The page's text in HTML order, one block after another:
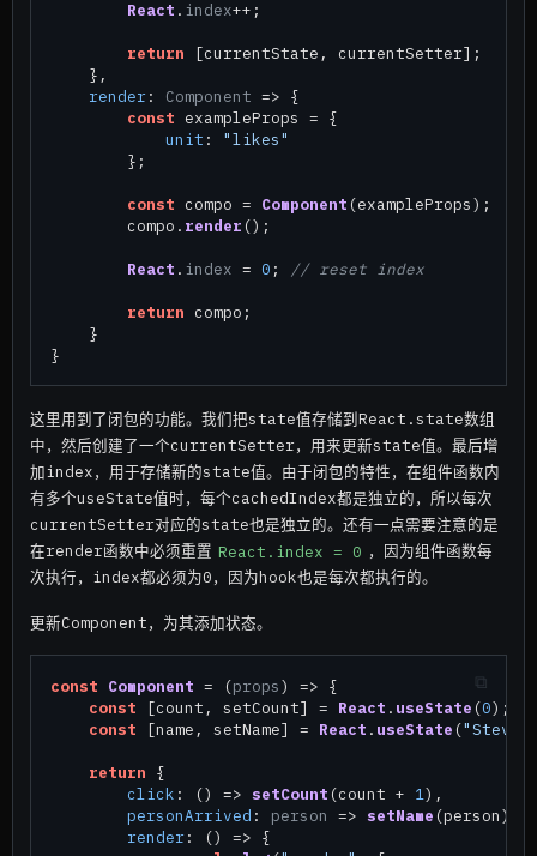
React . index++;
return [currentState, currentSetter];
    },
render: Component => {
const exampleProps = {
unit : "likes"
        };
const compo = Component (exampleProps);
        compo.
render ();
React . index = 0 ; // reset index
return compo;
    }
这里用到了闭包的功能。我们把state值存储到React.state数组
中，然后创建了一个currentSetter，用来更新state值。最后增
加index，用于存储新的state值。由于闭包的特性，在组件函数内
有多个useState值时，每个cachedIndex都是独立的，所以每次
currentSetter对应的state也是独立的。还有一点需要注意的是
在render函数中必须重置 React.index = 0 ，因为组件函数每
次执行，index都必须为0，因为hook也是每次都执行的。
更新Component，为其添加状态。
const Component = (props) => {
const [count, setCount] = React . useState (0);
const [name, setName] = React . useState ("Steve"
return {
click : () => setCount (count + 1),
personArrived : person => setName (person),
render: () => {